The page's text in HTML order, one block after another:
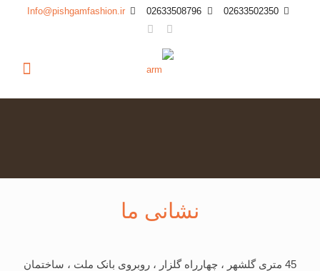
02633502350
02633508796
Info@pishgamfashion.ir
نشانی ما
45 متری گلشهر ، چهارراه گلزار ، روبروی بانک ملت ، ساختمان